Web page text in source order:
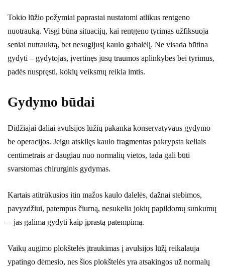
Tokio lūžio požymiai paprastai nustatomi atlikus rentgeno
nuotrauką. Visgi būna situacijų, kai rentgeno tyrimas užfiksuoja
seniai nutrauktą, bet nesugijusį kaulo gabalėlį. Ne visada būtina
gydyti – gydytojas, įvertinęs jūsų traumos aplinkybes bei tyrimus,
padės nuspręsti, kokių veiksmų reikia imtis.
Gydymo būdai
Didžiajai daliai avulsijos lūžių pakanka konservatyvaus gydymo
be operacijos. Jeigu atskilęs kaulo fragmentas pakrypsta keliais
centimetrais ar daugiau nuo normalių vietos, tada gali būti
svarstomas chirurginis gydymas.
Kartais atitrūkusios itin mažos kaulo dalelės, dažnai stebimos,
pavyzdžiui, patempus čiurną, nesukelia jokių papildomų sunkumų
– jas galima gydyti kaip įprastą patempimą.
Vaikų augimo plokštelės įtraukimas į avulsijos lūžį reikalauja
ypatingo dėmesio, nes šios plokštelės yra atsakingos už normalų